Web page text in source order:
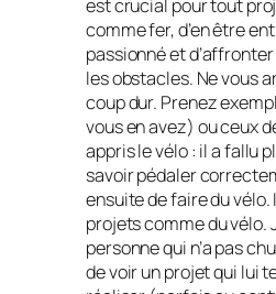
est crucial pour tout
comme fer, d’en être
passionné et
les obstacles. Ne vous
coup dur. Prenez
vous en avez) ou ceux
appris le vélo : il a fallu
savoir pédaler
ensuite de faire du vélo.
projets comme du vélo.
personne qui n’a pas
de voir un projet qui lui